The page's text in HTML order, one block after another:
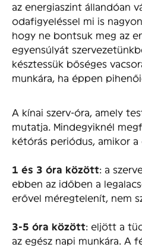
az energiaszint állandóan
odafigyeléssel mi is
hogy ne bontsuk meg az
egyensúlyát
késztessük bőséges
munkára, ha éppen
A kínai szerv-óra, amely
mutatja. Mindegyiknél
kétórás periódus, amikor a
1 és 3 óra között: a
ebben az időben a
erővel méregtelenít, nem
3-5 óra között: eljött a
az egész napi munkára. A